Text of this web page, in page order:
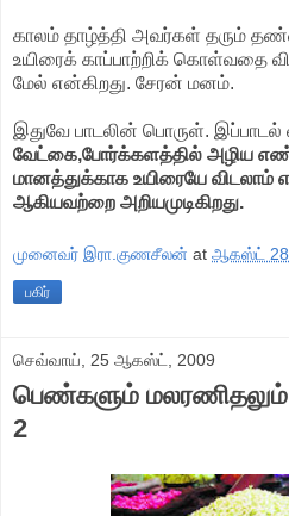
காலம் தாழ்த்தி அவர்கள் தரும்
உயிரைக் காப்பாற்றிக் கொள்வதை
மேல் என்கிறது. சேரன் மனம்.
இதுவே பாடலின் பொருள். இப்பாடல்
வேட்கை,போர்க்களத்தில் அழிய
மானத்துக்காக உயிரையே விடலாம்
ஆகியவற்றை அறியமுடிகிறது.
முனைவர் இரா.குணசீலன் at ஆகஸ்ட்
பகிர்
செவ்வாய், 25 ஆகஸ்ட், 2009
பெண்களும்
2